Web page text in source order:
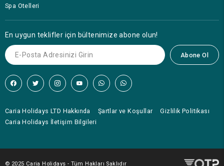
Spa Otelleri
En uygun teklifler için bültenimize abone olun!
Abone Ol
Caria Holidays LTD Hakkında Şartlar ve Koşullar
Gizlilik Politikası
Caria Holidays İletişim Bilgileri
© 2025 Caria Holidays - Tüm Hakları Saklıdır